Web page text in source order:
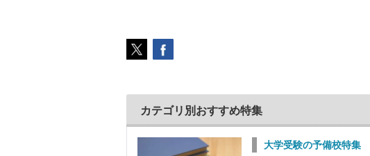
カテゴリ別おすすめ特集
大学受験の予備校特集